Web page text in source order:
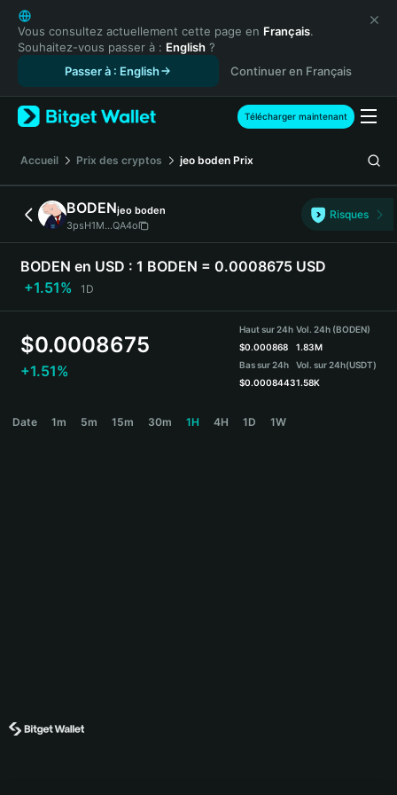
English
日本語
Tiếng Việt
Español (Latinoamérica)
Türkçe
Français
Deutsch
简体中文
繁體中文
Português (Portugal)
Bahasa Indonesia
ภาษาไทย
हिन्दी
Español
Português (Brasil)
Vous consultez actuellement cette page en Français.
Souhaitez-vous passer à : English ?
Passer à : English
Continuer en Français
Télécharger maintenant
Accueil Prix des cryptos jeo boden Prix
BODENjeo boden
3psH1M...QA4o
Risques
BODEN en USD : 1 BODEN = 0.0008675 USD
+1.51%
1D
$0.0008675
+1.51%
Haut sur 24h
$0.000868
Bas sur 24h
$0.0008443
Vol. 24h (BODEN)
1.83M
Vol. sur 24h(USDT)
1.58K
Date 1m 5m 15m 30m 1H 4H 1D 1W